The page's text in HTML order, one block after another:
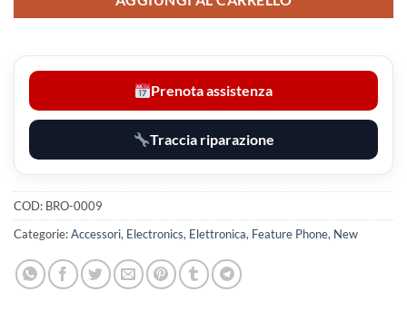
Prenota assistenza
Traccia riparazione
COD: BRO-0009
Categorie:Accessori, Electronics, Elettronica, Feature Phone, New